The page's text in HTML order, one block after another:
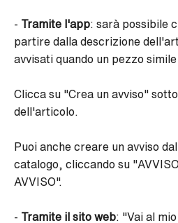
- Tramite l'app: sarà possibile
partire dalla descrizione
avvisati quando un pezzo
Clicca su "Crea un avviso"
dell'articolo.
Puoi anche creare un avviso
catalogo, cliccando su
AVVISO".
- Tramite il sito web: "Vai al